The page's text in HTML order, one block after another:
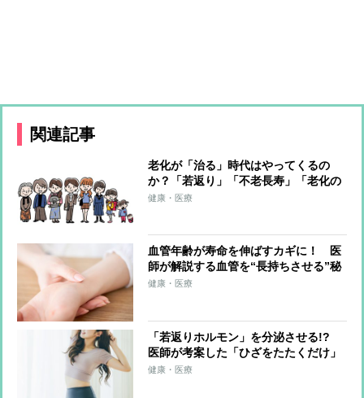
関連記事
老化が「治る」時代はやってくるの
か？「若返り」「不老長寿」「老化の
度合いの測定」の最新研究を専門家に
健康・医療
血管年齢が寿命を伸ばすカギに！ 医
師が解説する血管を“長持ちさせる”秘
訣、運動のしすぎは逆効果？「血管若
健康・医療
「若返りホルモン」を分泌させる!?
医師が考案した「ひざをたたくだけ」
の簡単な方法
健康・医療